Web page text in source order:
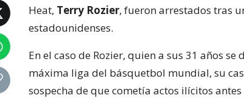
Heat, Terry Rozier, fueron arrestados tras
estadounidenses.
En el caso de Rozier, quien a sus 31 años
máxima liga del básquetbol mundial, su
sospecha de que cometía actos ilícitos antes